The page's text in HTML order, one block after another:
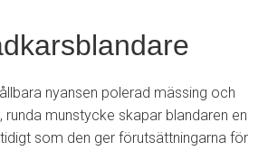
nyansen polerad mässing och
runda munstycke skapar blandaren en
som den ger förutsättningarna för